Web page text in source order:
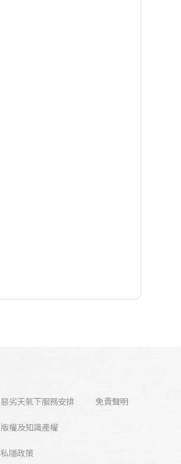
惡劣天氣下服務安排
版權及知識產權
私隱政策
免責聲明